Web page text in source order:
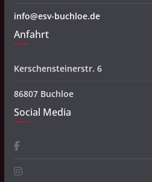
info@esv-buchloe.de
Anfahrt
Kerschensteinerstr. 6
86807 Buchloe
Social Media